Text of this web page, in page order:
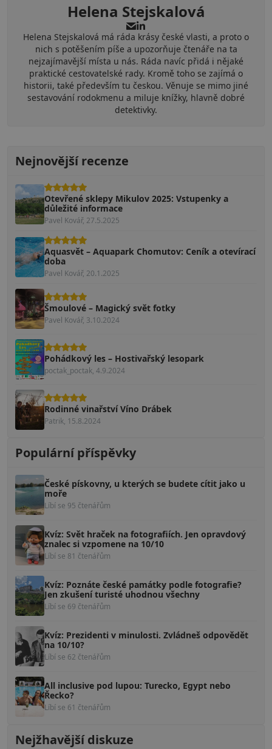
Helena Stejskalová
Helena Stejskalová má ráda krásy české vlasti, a proto o
nich s potěšením píše a upozorňuje čtenáře na ta
nejzajímavější místa u nás. Ráda navíc přidá i nějaké
praktické cestovatelské rady. Kromě toho se zajímá o
historii, také především tu českou. Věnuje se mimo jiné
sestavování rodokmenu a miluje knížky, hlavně dobré
detektivky.
Nejnovější recenze
Otevřené sklepy Mikulov 2025: Vstupenky a
důležité informace
Pavel Kovář, 27.5.2025
Aquasvět – Aquapark Chomutov: Ceník a otevírací
doba
Pavel Kovář, 20.1.2025
Šmoulové – Magický svět fotky
Pavel Kovář, 3.10.2024
Pohádkový les – Hostivařský lesopark
poctak_poctak, 4.9.2024
Rodinné vinařství Víno Drábek
Patrik, 15.8.2024
Populární příspěvky
České pískovny, u kterých se budete cítit jako u
moře
Líbí se 95 čtenářům
Kvíz: Svět hraček na fotografiích. Jen opravdový
znalec si vzpomene na 10/10
Líbí se 81 čtenářům
Kvíz: Poznáte české památky podle fotografie?
Jen zkušení turisté uhodnou všechny
Líbí se 69 čtenářům
Kvíz: Prezidenti v minulosti. Zvládneš odpovědět
na 10/10?
Líbí se 62 čtenářům
All inclusive pod lupou: Turecko, Egypt nebo
Řecko?
Líbí se 61 čtenářům
Nejžhavější diskuze